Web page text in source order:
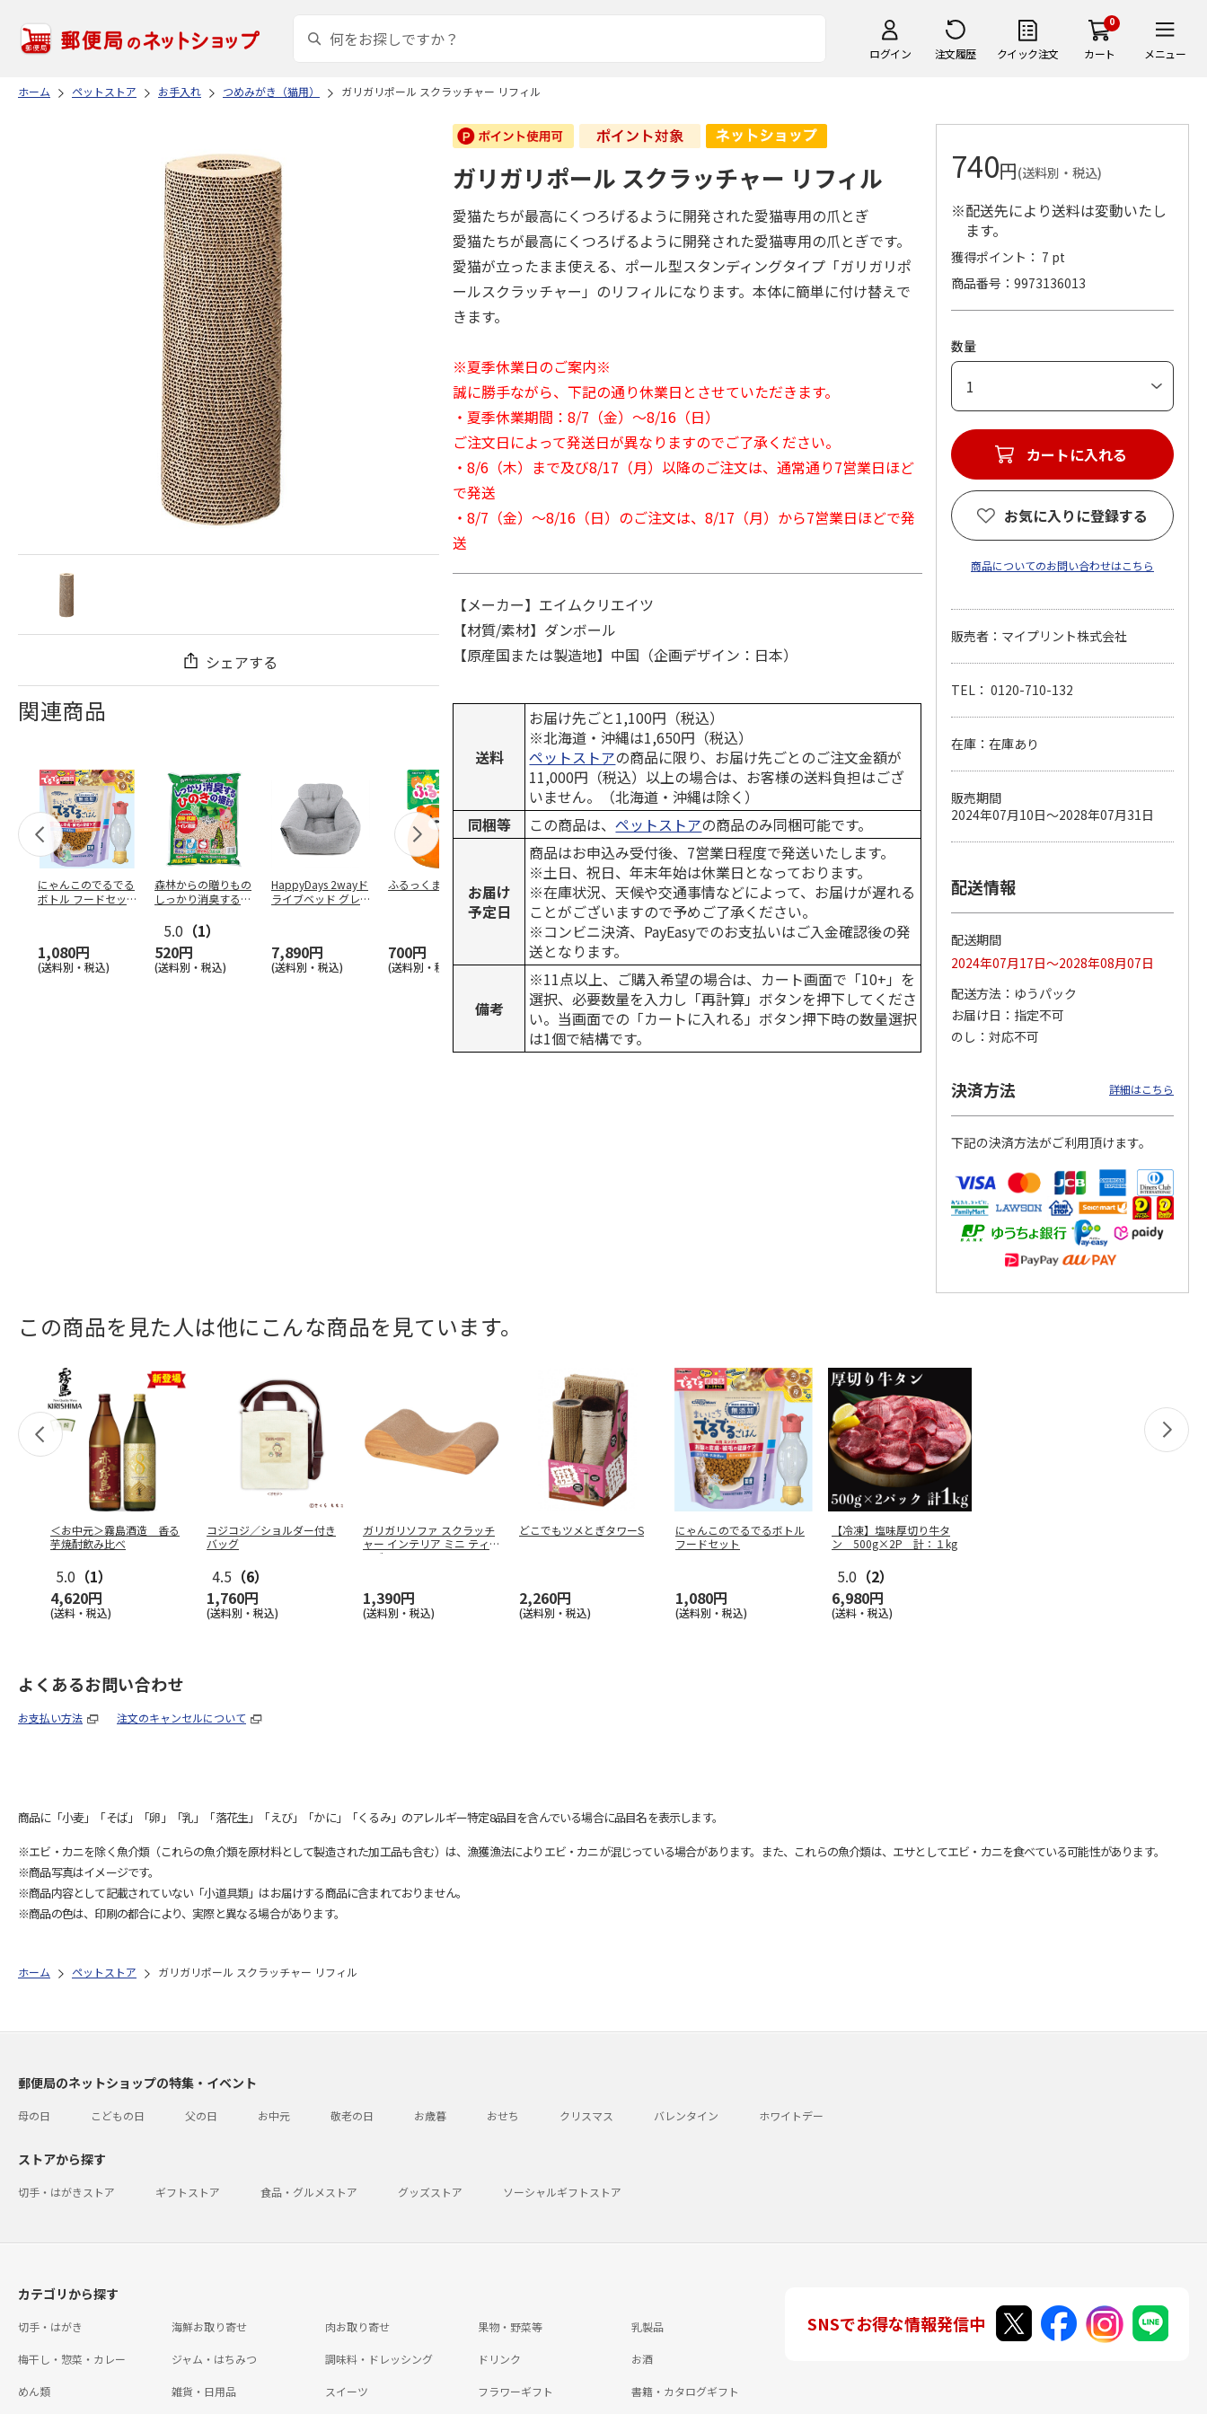
ログイン 注文履歴 クイック注文
0
カート メニュー
ホーム ペットストア お手入れ つめみがき（猫用） ガリガリポール スクラッチャー リフィル
シェアする
関連商品
にゃんこのでるでる
ボトル フードセッ
1,080円
(送料別・税込)
森林からの贈りもの
しっかり消臭するひ
5.0 （1）
520円
(送料別・税込)
HappyDays 2wayド
ライブベッド グレ
7,890円
(送料別・税込)
ふるっくま みかん
700円
(送料別・税込)
デオトイレ 飛び散
らない消臭・抗菌サ
ンド 4L
1,320円
(送料別・税込)
獣医師開発 ニオイ
をとる砂専用 猫ト
イレ ナチュラルグ
レー
(送料別・税込)
無添加良品 カムカ
ムデンタルコーン
ぐるぐるボーン型 S
…
(送料別・税込)
銀のスプーン パウ
チ 健康に育つ子ね
おに…
(送料別・税込)
ペット線香 虹のか
なた フルーティフ
ローラルの香り
590円
(送料別・税込)
えBOX とりささ…
380円
(送料別・税込)
ガリガリポール スクラッチャー リフィル
愛猫たちが最高にくつろげるように開発された愛猫専用の爪とぎ
愛猫たちが最高にくつろげるように開発された愛猫専用の爪とぎです。
愛猫が立ったまま使える、ポール型スタンディングタイプ「ガリガリポ
ールスクラッチャー」のリフィルになります。本体に簡単に付け替えで
きます。
※夏季休業日のご案内※
誠に勝手ながら、下記の通り休業日とさせていただきます。
・夏季休業期間：8/7（金）～8/16（日）
ご注文日によって発送日が異なりますのでご了承ください。
・8/6（木）まで及び8/17（月）以降のご注文は、通常通り7営業日ほど
で発送
・8/7（金）～8/16（日）のご注文は、8/17（月）から7営業日ほどで発
送
【メーカー】エイムクリエイツ
【材質/素材】ダンボール
【原産国または製造地】中国（企画デザイン：日本）
送料
お届け先ごと1,100円（税込）
※北海道・沖縄は1,650円（税込）
ペットストアの商品に限り、お届け先ごとのご注文金額が
11,000円（税込）以上の場合は、お客様の送料負担はござ
いません。（北海道・沖縄は除く）
同梱等
この商品は、ペットストアの商品のみ同梱可能です。
お届け
予定日
商品はお申込み受付後、7営業日程度で発送いたします。
※土日、祝日、年末年始は休業日となっております。
※在庫状況、天候や交通事情などによって、お届けが遅れる
ことがございますので予めご了承ください。
※コンビニ決済、PayEasyでのお支払いはご入金確認後の発
送となります。
備考
※11点以上、ご購入希望の場合は、カート画面で「10+」を
選択、必要数量を入力し「再計算」ボタンを押下してくださ
い。当画面での「カートに入れる」ボタン押下時の数量選択
は1個で結構です。
740円(送料別・税込)
※配送先により送料は変動いたし
ます。
獲得ポイント： 7 pt
商品番号
9973136013
数量
カートに入れる
お気に入りに登録する
商品についてのお問い合わせはこちら
販売者：マイプリント株式会社
TEL： 0120-710-132
在庫：在庫あり
販売期間
2024年07月10日～2028年07月31日
配送情報
配送期間
2024年07月17日～2028年08月07日
配送方法
ゆうパック
お届け日
指定不可
のし
対応不可
決済方法 詳細はこちら
下記の決済方法がご利用頂けます。
この商品を見た人は他にこんな商品を見ています。
＜お中元＞霧島酒造 香る
芋焼酎飲み比べ
5.0 （1）
4,620円
(送料・税込)
コジコジ／ショルダー付き
バッグ
4.5 （6）
1,760円
(送料別・税込)
ガリガリソファ スクラッチ
ャー インテリア ミニ ティ
ーブ
1,390円
(送料別・税込)
どこでもツメとぎタワーS
2,260円
(送料別・税込)
にゃんこのでるでるボトル
フードセット
1,080円
(送料別・税込)
【冷凍】塩味厚切り牛タ
ン 500g×2P 計：１kg
5.0 （2）
6,980円
(送料・税込)
よくあるお問い合わせ
お支払い方法 注文のキャンセルについて
商品に「小麦」「そば」「卵」「乳」「落花生」「えび」「かに」「くるみ」のアレルギー特定8品目を含んでいる場合に品目名を表示します。
※エビ・カニを除く魚介類（これらの魚介類を原材料として製造された加工品も含む）は、漁獲漁法によりエビ・カニが混じっている場合があります。また、これらの魚介類は、エサとしてエビ・カニを食べている可能性があります。
※商品写真はイメージです。
※商品内容として記載されていない「小道具類」はお届けする商品に含まれておりません。
※商品の色は、印刷の都合により、実際と異なる場合があります。
ホーム ペットストア ガリガリポール スクラッチャー リフィル
郵便局のネットショップの特集・イベント
母の日 こどもの日 父の日 お中元 敬老の日 お歳暮 おせち クリスマス バレンタイン ホワイトデー
ストアから探す
切手・はがきストア ギフトストア 食品・グルメストア グッズストア ソーシャルギフトストア
カテゴリから探す
切手・はがき 海鮮お取り寄せ 肉お取り寄せ 果物・野菜等 乳製品
梅干し・惣菜・カレー ジャム・はちみつ 調味料・ドレッシング ドリンク お酒
めん類 雑貨・日用品 スイーツ フラワーギフト 書籍・カタログギフト
SNSでお得な情報発信中